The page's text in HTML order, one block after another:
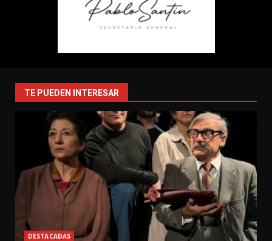
TE PUEDEN INTERESAR
DESTACADAS